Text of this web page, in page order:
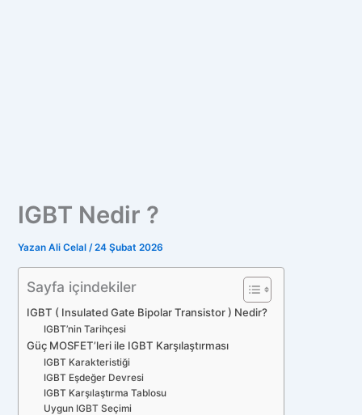
IGBT Nedir ?
Yazan Ali Celal/24 Şubat 2026
Sayfa içindekiler
IGBT ( Insulated Gate Bipolar Transistor ) Nedir?
IGBT’nin Tarihçesi
Güç MOSFET’leri ile IGBT Karşılaştırması
IGBT Karakteristiği
IGBT Eşdeğer Devresi
IGBT Karşılaştırma Tablosu
Uygun IGBT Seçimi